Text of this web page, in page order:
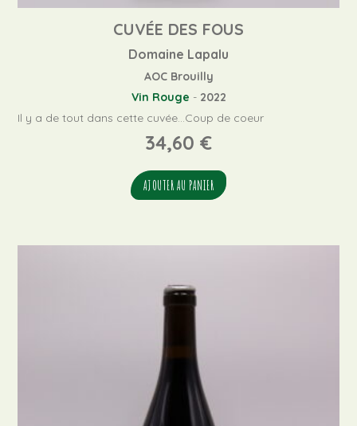
CUVÉE DES FOUS
Domaine Lapalu
AOC Brouilly
Vin Rouge - 2022
Il y a de tout dans cette cuvée...Coup de coeur
34,60 €
AJOUTER AU PANIER